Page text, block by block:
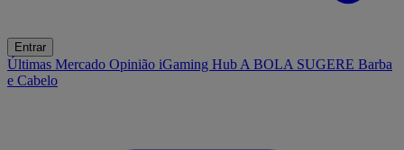
Entrar
Últimas Mercado Opinião iGaming Hub A BOLA SUGERE Barba
e Cabelo